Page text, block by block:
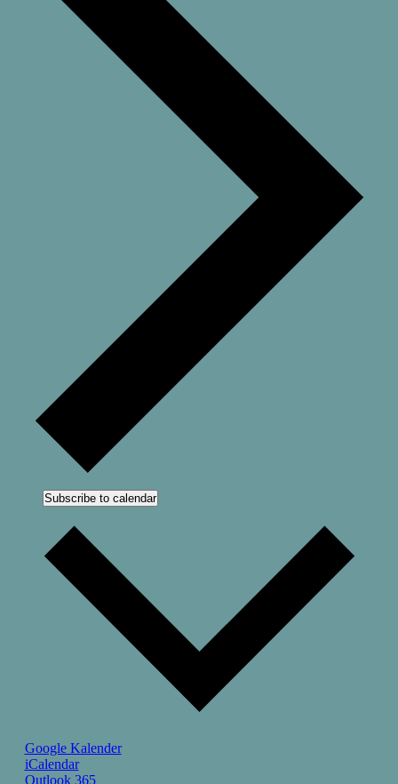
Subscribe to calendar
Google Kalender
iCalendar
Outlook 365